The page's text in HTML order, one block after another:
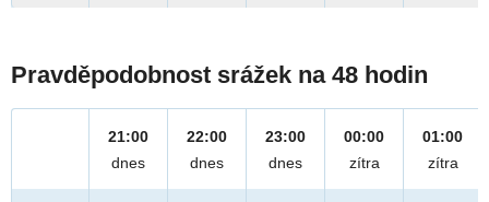
Pravděpodobnost srážek na 48 hodin
21:00
dnes
22:00
dnes
23:00
dnes
00:00
zítra
01:00
zítra